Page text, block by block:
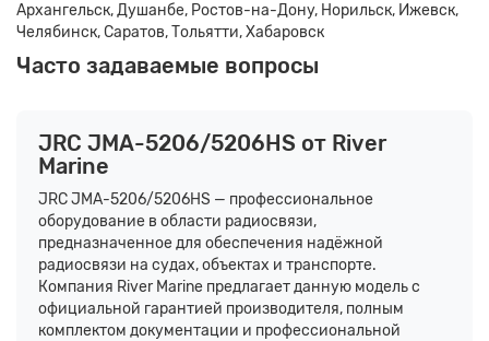
Архангельск, Душанбе, Ростов-на-Дону, Норильск, Ижевск,
Челябинск, Саратов, Тольятти, Хабаровск
Часто задаваемые вопросы
JRC JMA-5206/5206HS от River
Marine
JRC JMA-5206/5206HS — профессиональное
оборудование в области радиосвязи,
предназначенное для обеспечения надёжной
радиосвязи на судах, объектах и транспорте.
Компания River Marine предлагает данную модель с
официальной гарантией производителя, полным
комплектом документации и профессиональной